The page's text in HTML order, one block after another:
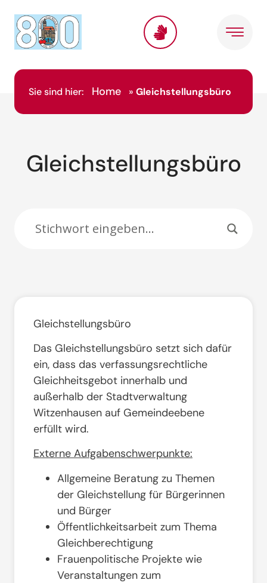
springen
Sie sind hier: Home » Gleichstellungsbüro
Gleichstellungsbüro
Gleichstellungsbüro
Das Gleichstellungsbüro setzt sich dafür
ein, dass das verfassungsrechtliche
Gleichheitsgebot innerhalb und
außerhalb der Stadtverwaltung
Witzenhausen auf Gemeindeebene
erfüllt wird.
Externe Aufgabenschwerpunkte:
Allgemeine Beratung zu Themen
der Gleichstellung für Bürgerinnen
und Bürger
Öffentlichkeitsarbeit zum Thema
Gleichberechtigung
Frauenpolitische Projekte wie
Veranstaltungen zum